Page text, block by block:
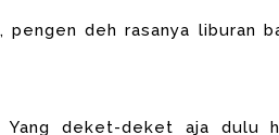
deh rasanya liburan
deket-deket aja dulu